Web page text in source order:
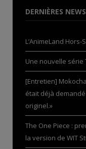
DERNIÈRES NEWS
L’AnimeLand
Une nouvelle série
[Entretien]
était déjà
originel.»
The One Piece :
la version de WIT